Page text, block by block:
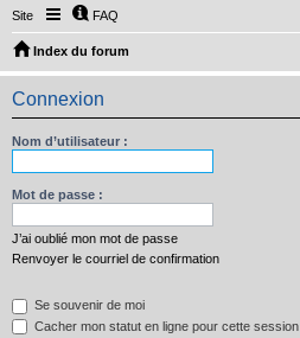
Site FAQ
Index du forum
Connexion
Nom d’utilisateur :
Mot de passe :
J’ai oublié mon mot de passe
Renvoyer le courriel de confirmation
Se souvenir de moi
Cacher mon statut en ligne pour cette session